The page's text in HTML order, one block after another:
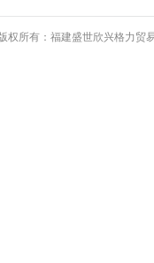
版权所有：福建盛世欣兴格力